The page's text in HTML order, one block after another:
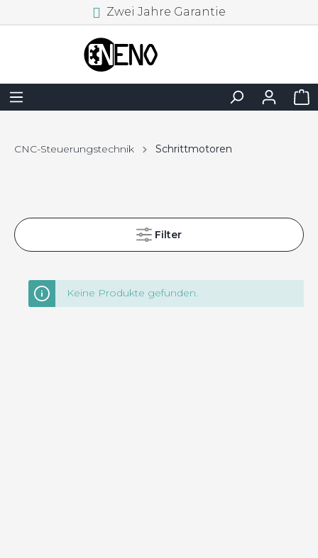
Zwei Jahre Garantie
CNC-Steuerungstechnik Schrittmotoren
Filter
Keine Produkte gefunden.